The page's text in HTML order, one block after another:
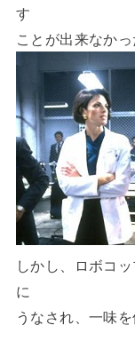
す
ことが出来なかっ
しかし、ロボコ
に
うなされ、一味